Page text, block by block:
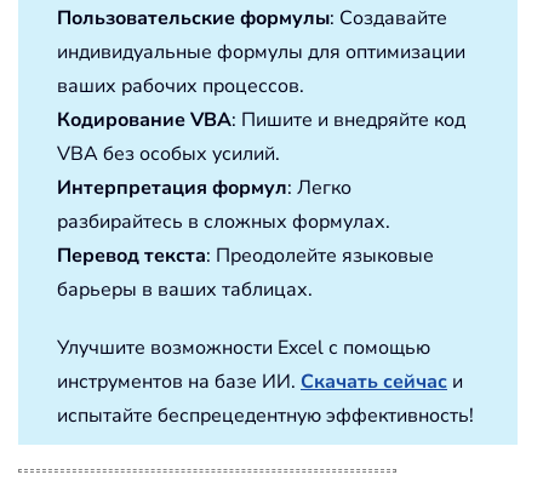
Пользовательские формулы: Создавайте
индивидуальные формулы для оптимизации
ваших рабочих процессов.
Кодирование VBA: Пишите и внедряйте код
VBA без особых усилий.
Интерпретация формул: Легко
разбирайтесь в сложных формулах.
Перевод текста: Преодолейте языковые
барьеры в ваших таблицах.
Улучшите возможности Excel с помощью
инструментов на базе ИИ. Скачать сейчас и
испытайте беспрецедентную эффективность!